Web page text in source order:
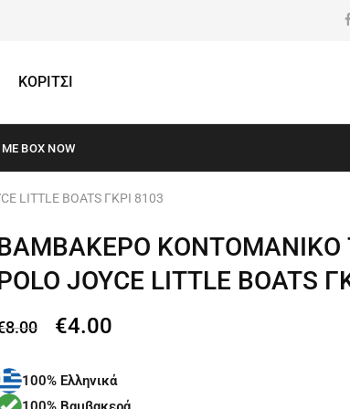
ΚΟΡΙΤΣΙ
BOX NOW
LITTLE BOATS ΓΚΡΙ 8103
ΚΟΝΤΟΜΑΝΙΚΟ
JOYCE LITTLE BOATS
8.00 €4.00
100% Ελληνικά